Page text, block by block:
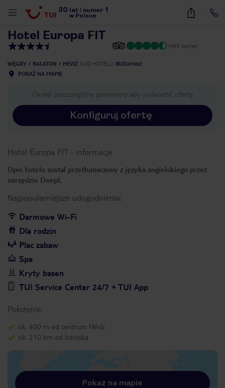
30 lat numer 1
w Polsce
19
Hotel Europa FIT
(463 opinie)
WĘGRY BALATON HEVIZ KOD HOTELU BUD41062
POKAŻ NA MAPIE
Określ poszczególne parametry aby wyświetlić ofertę
Konfiguruj ofertę
Hotel Europa FIT- informacje
Opis hotelu został przetłumaczony z języka angielskiego przez
narzędzie DeepL
Najpopularniejsze udogodnienia:
Darmowe Wi-Fi
Dla rodzin
Plac zabaw
Spa
Kryty basen
TUI Service Center 24/7 + TUI App
Położenie:
ok. 400 m od centrum Hévíz
ok. 210 km od lotniska
Pokaż na mapie